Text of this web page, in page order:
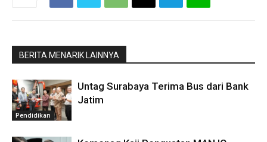
BERITA MENARIK LAINNYA
Pendidikan
Untag Surabaya Terima Bus dari Bank
Jatim